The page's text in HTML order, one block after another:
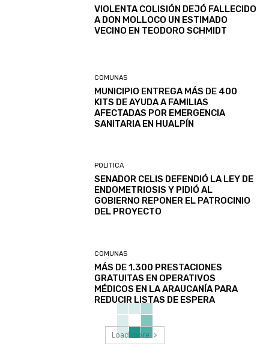
VIOLENTA COLISIÓN DEJÓ FALLECIDO
A DON MOLLOCO UN ESTIMADO
VECINO EN TEODORO SCHMIDT
COMUNAS
MUNICIPIO ENTREGA MÁS DE 400
KITS DE AYUDA A FAMILIAS
AFECTADAS POR EMERGENCIA
SANITARIA EN HUALPÍN
POLITICA
SENADOR CELIS DEFENDIÓ LA LEY DE
ENDOMETRIOSIS Y PIDIÓ AL
GOBIERNO REPONER EL PATROCINIO
DEL PROYECTO
COMUNAS
MÁS DE 1.300 PRESTACIONES
GRATUITAS EN OPERATIVOS
MÉDICOS EN LA ARAUCANÍA PARA
REDUCIR LISTAS DE ESPERA
Load more